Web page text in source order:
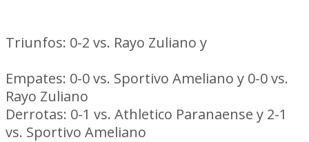
Triunfos: 0-2 vs. Rayo Zuliano y
Empates: 0-0 vs. Sportivo Ameliano y 0-0 vs.
Rayo Zuliano
Derrotas: 0-1 vs. Athletico Paranaense y 2-1
vs. Sportivo Ameliano